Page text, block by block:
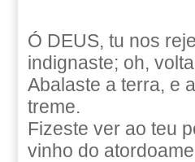
Ó DEUS, tu nos
indignaste; oh,
Abalaste a terra, e
treme.
Fizeste ver ao teu
vinho do